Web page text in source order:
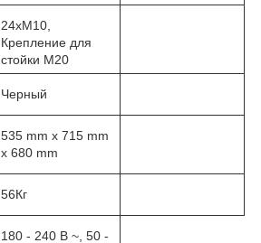
24хМ10,
Крепление для
стойки М20
Черный
535 mm x 715 mm
x 680 mm
56Кг
180 - 240 В ~, 50 -